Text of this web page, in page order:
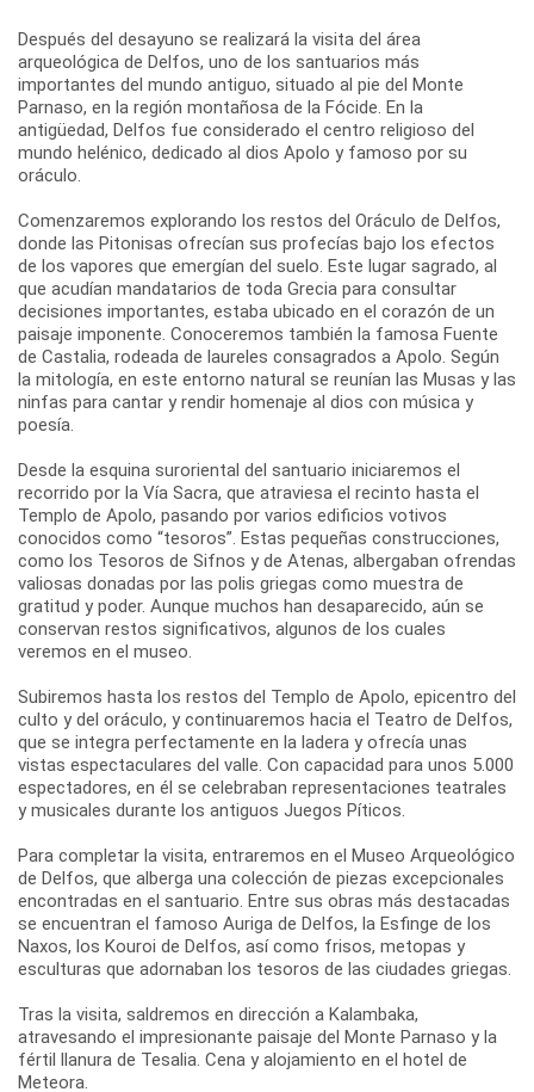
Después del desayuno se realizará la visita del área
arqueológica de Delfos, uno de los santuarios más
importantes del mundo antiguo, situado al pie del Monte
Parnaso, en la región montañosa de la Fócide. En la
antigüedad, Delfos fue considerado el centro religioso del
mundo helénico, dedicado al dios Apolo y famoso por su
oráculo.
Comenzaremos explorando los restos del Oráculo de Delfos,
donde las Pitonisas ofrecían sus profecías bajo los efectos
de los vapores que emergían del suelo. Este lugar sagrado, al
que acudían mandatarios de toda Grecia para consultar
decisiones importantes, estaba ubicado en el corazón de un
paisaje imponente. Conoceremos también la famosa Fuente
de Castalia, rodeada de laureles consagrados a Apolo. Según
la mitología, en este entorno natural se reunían las Musas y las
ninfas para cantar y rendir homenaje al dios con música y
poesía.
Desde la esquina suroriental del santuario iniciaremos el
recorrido por la Vía Sacra, que atraviesa el recinto hasta el
Templo de Apolo, pasando por varios edificios votivos
conocidos como “tesoros”. Estas pequeñas construcciones,
como los Tesoros de Sifnos y de Atenas, albergaban ofrendas
valiosas donadas por las polis griegas como muestra de
gratitud y poder. Aunque muchos han desaparecido, aún se
conservan restos significativos, algunos de los cuales
veremos en el museo.
Subiremos hasta los restos del Templo de Apolo, epicentro del
culto y del oráculo, y continuaremos hacia el Teatro de Delfos,
que se integra perfectamente en la ladera y ofrecía unas
vistas espectaculares del valle. Con capacidad para unos 5.000
espectadores, en él se celebraban representaciones teatrales
y musicales durante los antiguos Juegos Píticos.
Para completar la visita, entraremos en el Museo Arqueológico
de Delfos, que alberga una colección de piezas excepcionales
encontradas en el santuario. Entre sus obras más destacadas
se encuentran el famoso Auriga de Delfos, la Esfinge de los
Naxos, los Kouroi de Delfos, así como frisos, metopas y
esculturas que adornaban los tesoros de las ciudades griegas.
Tras la visita, saldremos en dirección a Kalambaka,
atravesando el impresionante paisaje del Monte Parnaso y la
fértil llanura de Tesalia. Cena y alojamiento en el hotel de
Meteora.